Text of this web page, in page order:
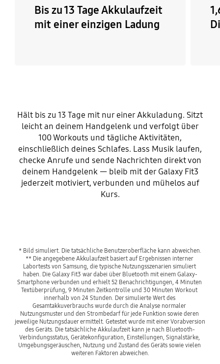
Bis zu 13 Tage Akkulaufzeit
mit einer einzigen Ladung
Hält bis zu 13 Tage mit nur einer Akkuladung. Sitzt
leicht an deinem Handgelenk und verfolgt über
100 Workouts und tägliche Aktivitäten,
einschließlich deines Schlafes. Lass Musik laufen,
checke Anrufe und sende Nachrichten direkt von
deinem Handgelenk — bleib mit der Galaxy Fit3
jederzeit motiviert, verbunden und mühelos auf
Kurs.
* Bild simuliert. Die tatsächliche Benutzeroberfläche kann abweichen.
** Die angegebene Akkulaufzeit basiert auf Ergebnissen interner
Labortests von Samsung, die typische Nutzungsszenarien simuliert
haben. Die Galaxy Fit3 war dabei über Bluetooth mit einem Galaxy-
Smartphone verbunden und erhielt 52 Benachrichtigungen, 4 Minuten
Textüberprüfung, 9 Minuten Zeitkontrolle und 30 Minuten Workout
innerhalb von 24 Stunden. Der simulierte Wert des
Gesamtakkuverbrauchs wurde durch die Analyse normaler
Nutzungsmuster und den Strombedarf für jede Funktion sowie deren
jeweilige Nutzungsdauer ermittelt. Getestet wurde mit einer Vorabversion
des Geräts. Die tatsächliche Akkulaufzeit kann je nach Bluetooth-
Verbindungsstatus, Gerätekonfiguration, Einstellungen, Signalstärke,
Umgebungsgeräuschen, Nutzung und Zustand des Geräts sowie vielen
weiteren Faktoren abweichen.